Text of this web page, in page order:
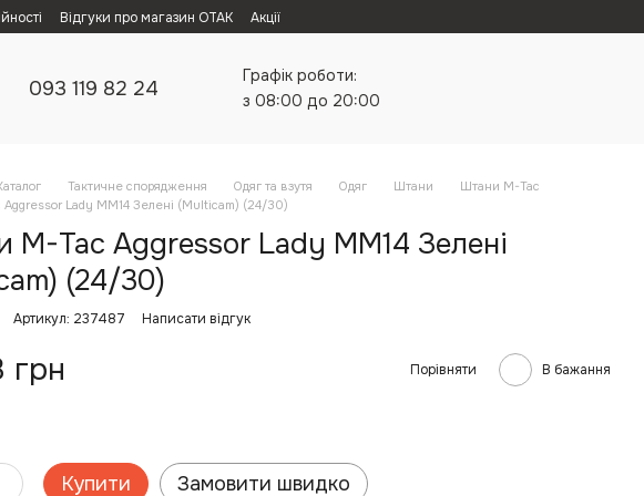
Відгуки про магазин ОТАК Акції
093 119 82 24
Графік роботи:
з 08:00 до 20:00
Тактичне спорядження Одяг та взутя Одяг Штани
Штани M-Tac
Lady MM14 Зелені (Multicam) (24/30)
M-Tac Aggressor Lady MM14 Зелені
(24/30)
Артикул: 237487 Написати відгук
грн Порівняти В бажання
Купити Замовити швидко